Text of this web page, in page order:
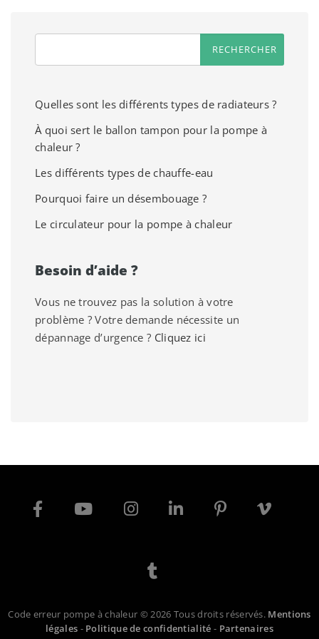
Quelles sont les différents types de radiateurs ?
À quoi sert le ballon tampon pour la pompe à
chaleur ?
Les différents types de chauffe-eau
Pourquoi faire un désembouage ?
Le circulateur pour la pompe à chaleur
Besoin d’aide ?
Vous ne trouvez pas la solution à votre
problème ? Votre demande nécessite un
dépannage d’urgence ? Cliquez ici
Code erreur pompe à chaleur © 2026 Tous droits réservés. Mentions
légales - Politique de confidentialité - Partenaires